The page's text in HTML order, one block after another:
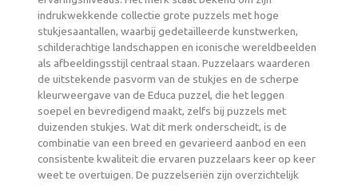
indrukwekkende collectie grote puzzels met hoge
stukjesaantallen, waarbij gedetailleerde kunstwerken,
schilderachtige landschappen en iconische wereldbeelden
als afbeeldingsstijl centraal staan. Puzzelaars waarderen
de uitstekende pasvorm van de stukjes en de scherpe
kleurweergave van de Educa puzzel, die het leggen
soepel en bevredigend maakt, zelfs bij puzzels met
duizenden stukjes. Wat dit merk onderscheidt, is de
combinatie van een breed en gevarieerd aanbod en een
consistente kwaliteit die ervaren puzzelaars keer op keer
weet te overtuigen. De puzzelseriën zijn overzichtelijk